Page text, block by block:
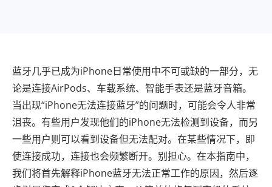
蓝牙几乎已成为iPhone日常使用中不可或缺的一部分，无
论是连接AirPods、车载系统、智能手表还是蓝牙音箱。
当出现“iPhone无法连接蓝牙”的问题时，可能会令人非常
沮丧。有些用户发现他们的iPhone无法检测到设备，而另
一些用户则可以看到设备但无法配对。在某些情况下，即
使连接成功，连接也会频繁断开。别担心。在本指南中，
我们将首先解释iPhone蓝牙无法正常工作的原因，然后逐